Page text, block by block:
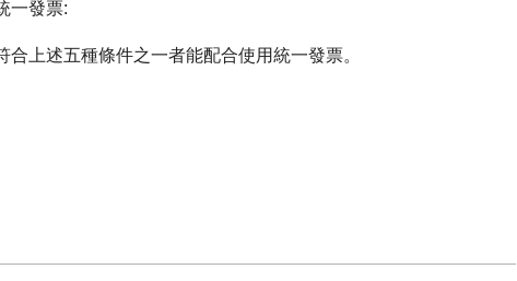
一發票:
上述五種條件之一者能配合使用統一發票。